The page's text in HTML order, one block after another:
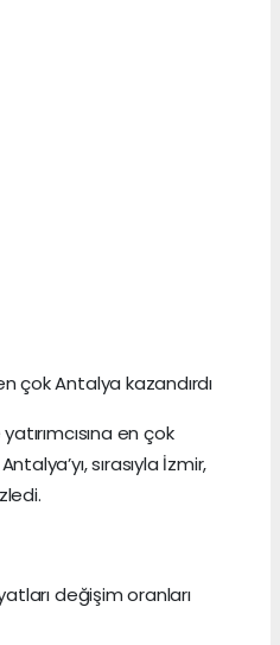
çok Antalya kazandırdı
en çok
sırasıyla İzmir,
değişim oranları